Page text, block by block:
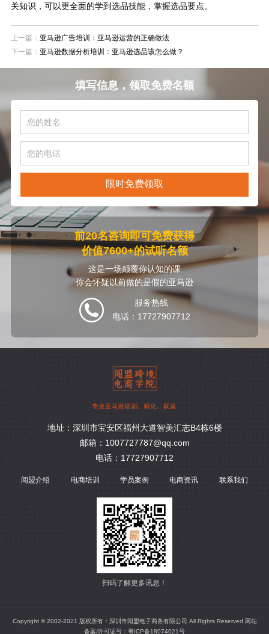
关知识，可以更全面的学到选品技能，掌握选品要点。
上一篇： 亚马逊广告培训：亚马逊运营的正确做法
下一篇： 亚马逊数据分析培训：亚马逊选品该怎么做？
填写信息，领取免费名额
限时免费领取
前20名咨询即可免费获得
价值7600+的试听名额
这是一场颠覆你认知的课
你会怀疑以前做的是假的亚马逊
服务热线
电话：17727907712
地址：深圳市宝安区福州大道智美汇志B4栋6楼
邮箱：1007727787@qq.com
电话：17727907712
闯盟介绍 电商培训 学员案例 电商资讯 联系我们
扫码了解更多讯息！
Copyright © 2002-2021 版权所有：深圳市闯盟电子商务有限公司 All Rights Reserved 网站
备案/许可证号： 粤ICP备18074021号